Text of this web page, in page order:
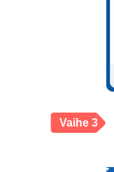
Vaihe 3